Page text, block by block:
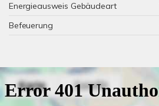
Energieausweis Gebäudeart
Befeuerung